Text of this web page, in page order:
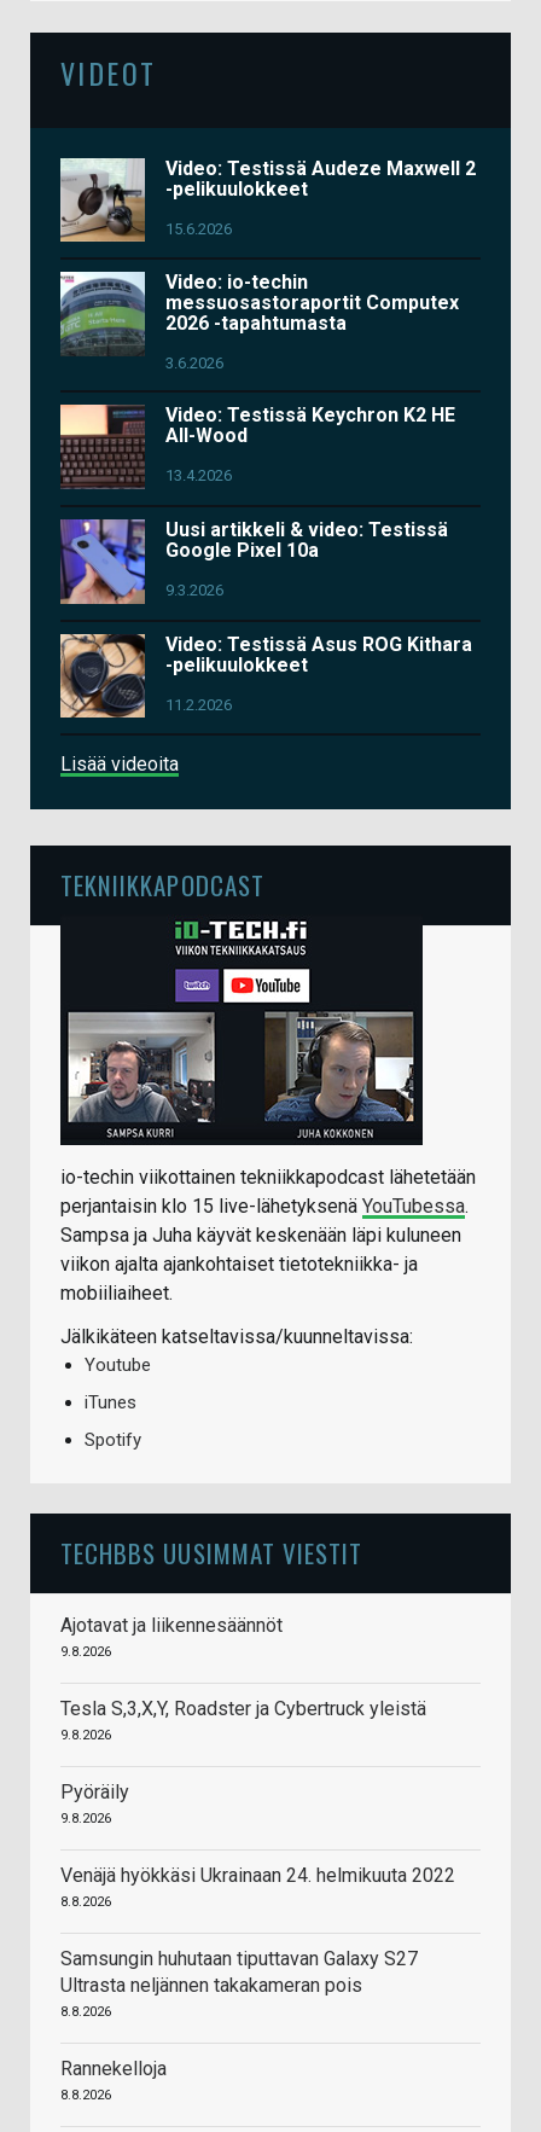
VIDEOT
Video: Testissä Audeze Maxwell 2
-pelikuulokkeet
15.6.2026
Video: io-techin
messuosastoraportit Computex
2026 -tapahtumasta
3.6.2026
Video: Testissä Keychron K2 HE
All-Wood
13.4.2026
Uusi artikkeli & video: Testissä
Google Pixel 10a
9.3.2026
Video: Testissä Asus ROG Kithara
-pelikuulokkeet
11.2.2026
Lisää videoita
TEKNIIKKAPODCAST
io-techin viikottainen tekniikkapodcast lähetetään
perjantaisin klo 15 live-lähetyksenä YouTubessa.
Sampsa ja Juha käyvät keskenään läpi kuluneen
viikon ajalta ajankohtaiset tietotekniikka- ja
mobiiliaiheet.
Jälkikäteen katseltavissa/kuunneltavissa:
Youtube
iTunes
Spotify
TECHBBS UUSIMMAT VIESTIT
Ajotavat ja liikennesäännöt
9.8.2026
Tesla S,3,X,Y, Roadster ja Cybertruck yleistä
9.8.2026
Pyöräily
9.8.2026
Venäjä hyökkäsi Ukrainaan 24. helmikuuta 2022
8.8.2026
Samsungin huhutaan tiputtavan Galaxy S27
Ultrasta neljännen takakameran pois
8.8.2026
Rannekelloja
8.8.2026